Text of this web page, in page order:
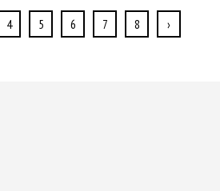
4 5 6 7 8 ›